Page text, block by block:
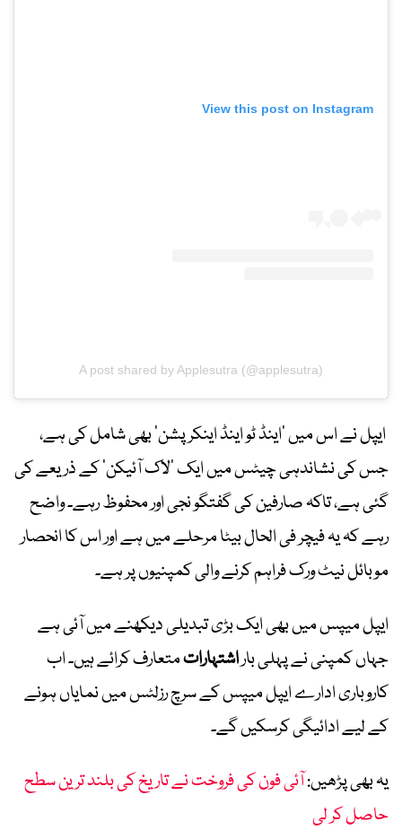
View this post on Instagram
A post shared by Applesutra (@applesutra)
ایپل نے اس میں ‘اینڈ ٹو اینڈ اینکرپشن’ بھی شامل کی ہے،
جس کی نشاندہی چیٹس میں ایک ‘لاک آئیکن’ کے ذریعے کی
گئی ہے، تاکہ صارفین کی گفتگو نجی اور محفوظ رہے۔ واضح
رہے کہ یہ فیچر فی الحال بیٹا مرحلے میں ہے اور اس کا انحصار
موبائل نیٹ ورک فراہم کرنے والی کمپنیوں پر ہے۔
ایپل میپس میں بھی ایک بڑی تبدیلی دیکھنے میں آئی ہے
جہاں کمپنی نے پہلی باراشتہاراتمتعارف کرائے ہیں۔ اب
کاروباری ادارے ایپل میپس کے سرچ رزلٹس میں نمایاں ہونے
کے لیے ادائیگی کرسکیں گے۔
یہ بھی پڑھیں:آئی فون کی فروخت نے تاریخ کی بلند ترین سطح
حاصل کر لی